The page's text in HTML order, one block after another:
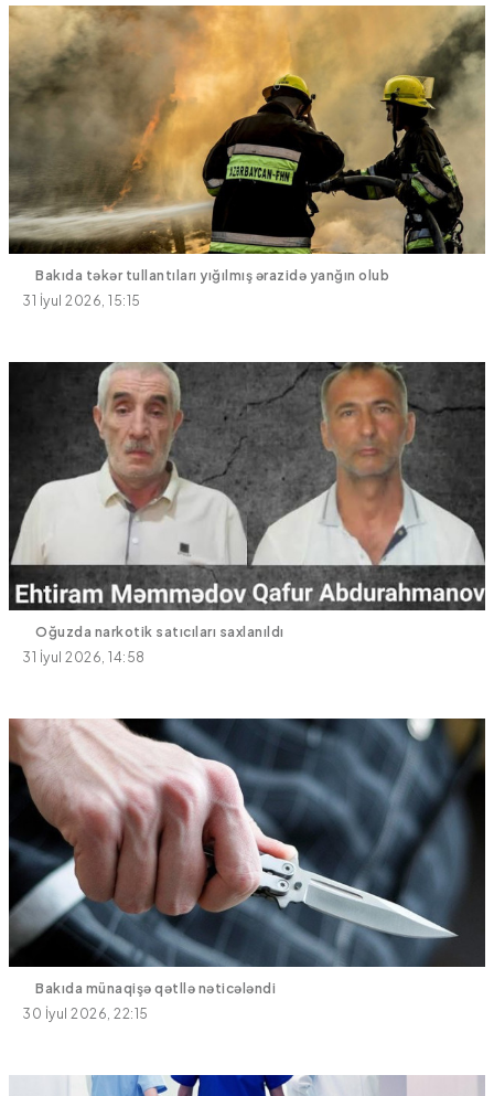
Bakıda təkər tullantıları yığılmış ərazidə yanğın olub
31 İyul 2026, 15:15
Oğuzda narkotik satıcıları saxlanıldı
31 İyul 2026, 14:58
Bakıda münaqişə qətllə nəticələndi
30 İyul 2026, 22:15